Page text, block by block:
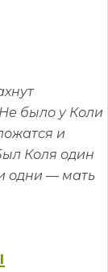
было у Коли
и
Коля один
одни — мать